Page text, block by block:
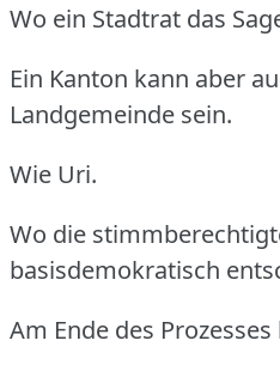
Wo ein Stadtrat das
Ein Kanton kann aber
Landgemeinde sein.
Wie Uri.
Wo die
basisdemokratisch
Am Ende des